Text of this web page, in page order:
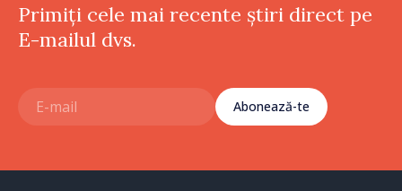
Primiți cele mai recente știri direct pe
E-mailul dvs.
Abonează-te